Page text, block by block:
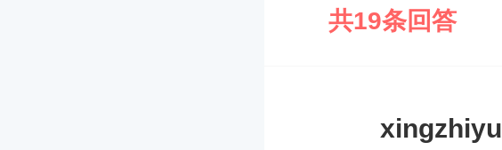
共19条回答
xingzhiyu